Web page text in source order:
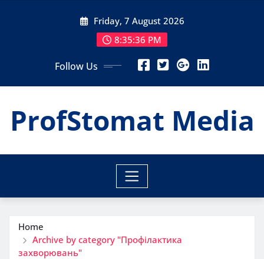
Friday, 7 August 2026
8:35:37 PM
Follow Us
ProfStomat Media
Home
Archive by category "Профілактика
захворювань"